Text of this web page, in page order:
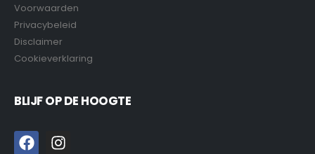
Voorwaarden
Privacybeleid
Disclaimer
Cookieverklaring
BLIJF OP DE HOOGTE